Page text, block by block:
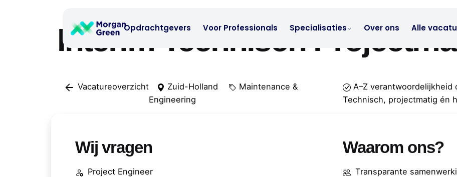
Opdrachtgevers Voor Professionals Specialisaties Over ons Alle
Interim Technisch
Vacatureoverzicht Zuid-Holland
Maintenance &
Engineering
A–Z
Technisch, projectmatig én
Wij vragen
Project Engineer
Waarom ons?
Transparante